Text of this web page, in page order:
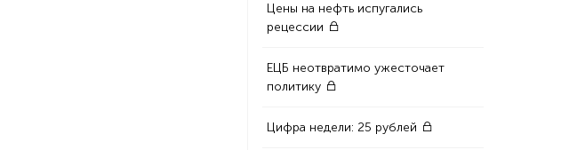
Цены на нефть испугались
рецессии
ЕЦБ неотвратимо ужесточает
политику
Цифра недели: 25 рублей